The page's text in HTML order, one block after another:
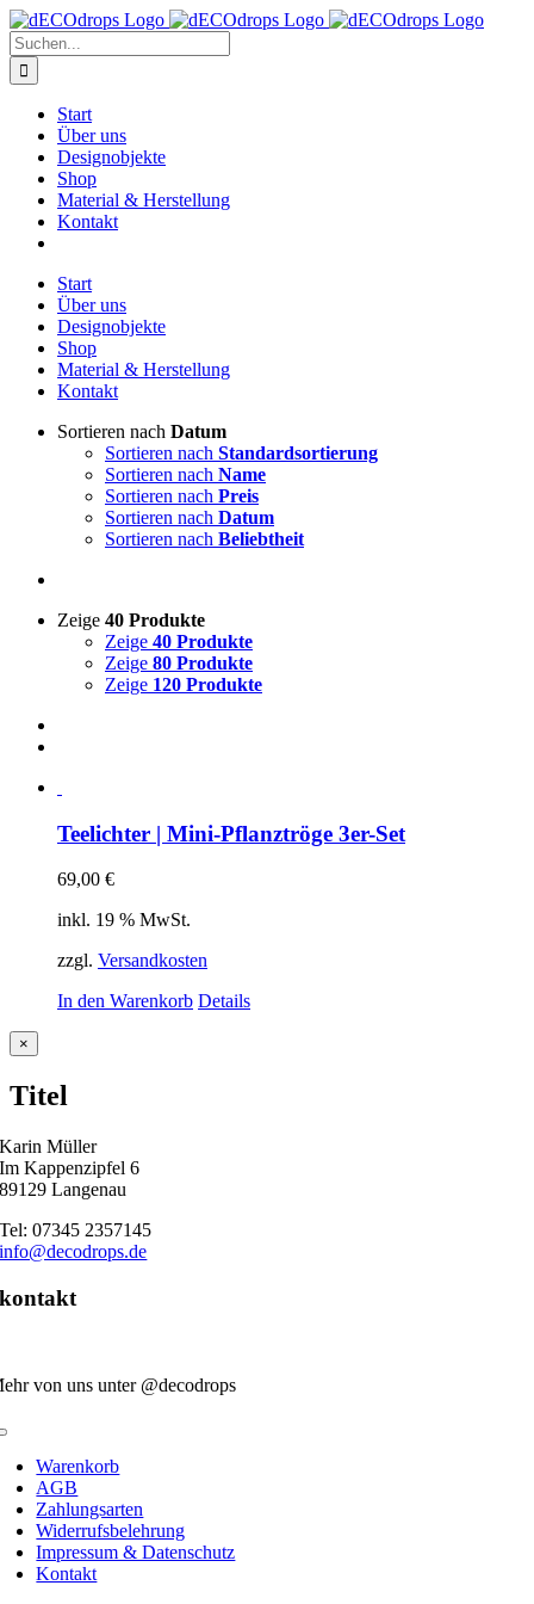
Zum
Inhalt
springen
Suche
nach:
Start
Über uns
Designobjekte
Shop
Material & Herstellung
Kontakt
Start
Über uns
Designobjekte
Shop
Material & Herstellung
Kontakt
Sortieren nach Datum
Sortieren nach Standardsortierung
Sortieren nach Name
Sortieren nach Preis
Sortieren nach Datum
Sortieren nach Beliebtheit
Zeige 40 Produkte
Zeige 40 Produkte
Zeige 80 Produkte
Zeige 120 Produkte
Teelichter | Mini-Pflanztröge 3er-Set
69,00 €
inkl. 19 % MwSt.
zzgl. Versandkosten
In den Warenkorb Details
Close
product
view
×
Titel
Karin Müller
Im Kappenzipfel 6
89129 Langenau
Tel: 07345 2357145
info@decodrops.de
kontakt
von uns unter @decodrops
Warenkorb
AGB
Zahlungsarten
Widerrufsbelehrung
Impressum & Datenschutz
Kontakt